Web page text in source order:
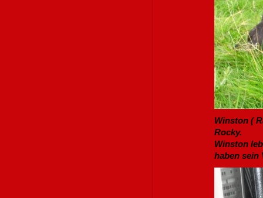
Winston (
Rocky.
Winston
haben sein